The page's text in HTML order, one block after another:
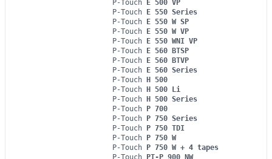
P-Touch E 500 VP
P-Touch E 550 Series
P-Touch E 550 W SP
P-Touch E 550 W VP
P-Touch E 550 WNI VP
P-Touch E 560 BTSP
P-Touch E 560 BTVP
P-Touch E 560 Series
P-Touch H 500
P-Touch H 500 Li
P-Touch H 500 Series
P-Touch P 700
P-Touch P 750 Series
P-Touch P 750 TDI
P-Touch P 750 W
P-Touch P 750 W + 4 tapes